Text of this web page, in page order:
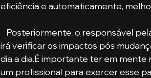
eficiência e automaticamente,
irá verificar os impactos pós
dia a dia.É importante ter em mente
um profissional para exercer esse